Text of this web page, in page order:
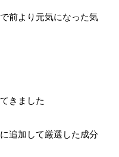
前より元気になった気
きました
追加して厳選した成分